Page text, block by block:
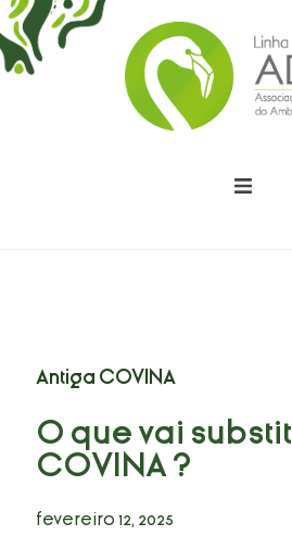
Causas
Antiga COVINA
O que vai
COVINA ?
fevereiro 12, 2025